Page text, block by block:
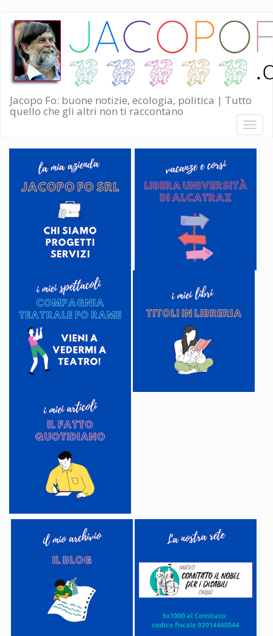
Salta
contenuto
principale
Jacopo Fo: buone notizie, ecologia, politica | Tutto
quello che gli altri non ti raccontano
Toggle